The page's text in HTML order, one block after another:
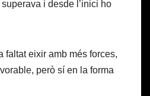
i desde l’inici ho
faltat eixir amb més forces,
però sí en la forma